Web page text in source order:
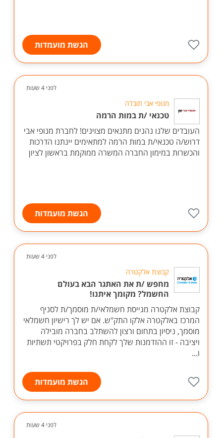
הגשת מועמדות
לפני 4 שעות
מנופי אבי תובלה
טכנאי /ת במות הרמה
העובדים שלנו נהנים מתנאים מצוינים! לחברת מנופי אבי
דרוש/ה טכנאי/ת במות הרמה למתאימים יינתנו הדרכות
והכשרות במימון החברה המשרה ממוקמת בראשון לציון
הגשת מועמדות
לפני 4 שעות
קבוצת אלקטרה
מחפש /ת את האתגר הבא בעולם
החשמל? מקומך איתנו!
קבוצת אלקטרה מגייסת חשמלאי/ת מוסמך/ת לסניף
המרכז באלקטרה אלקו התק"ש. אם יש לך רישיון חשמלאי
מוסמך, ניסיון בתחום ורצון להשתלב בחברה מובילה
ויציבה - זו ההזדמנות שלך לקחת חלק בפרויקטי תשתיות
ו...
הגשת מועמדות
לפני 4 שעות